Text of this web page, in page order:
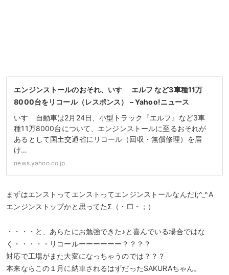
エンジンストールのおそれ、いすゞ エルフ など3車種11万
8000台をリコール（レスポンス） – Yahoo!ニュース
いすゞ自動車は2月24日、小型トラック『エルフ』など3車
種11万8000台について、エンジンストールに至るおそれが
あるとして国土交通省にリコール（回収・無償修理）を届
け…
news.yahoo.co.jp
まずはエンストってエンストってエンジンストールなんだ(;^_^A
エンジンストップかと思ってたΣ（・□・；）
・・・・と、あらたにお勉強できた♪と喜んでいる場合ではな
く・・・・・リコールーーーーーー？？？？
対応で工場がまた大変になっちゃうのでは？？？
本来ならこの１月に納車されるはずだったSAKURAちゃん。